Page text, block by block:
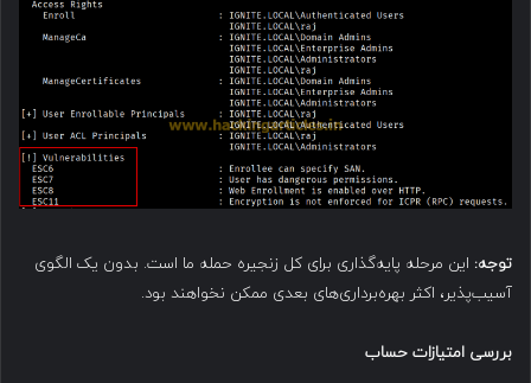
توجه: این مرحله پایه‌گذاری برای کل زنجیره حمله ما است. بدون یک الگوی
آسیب‌پذیر، اکثر بهره‌برداری‌های بعدی ممکن نخواهند بود.
بررسی امتیازات حساب